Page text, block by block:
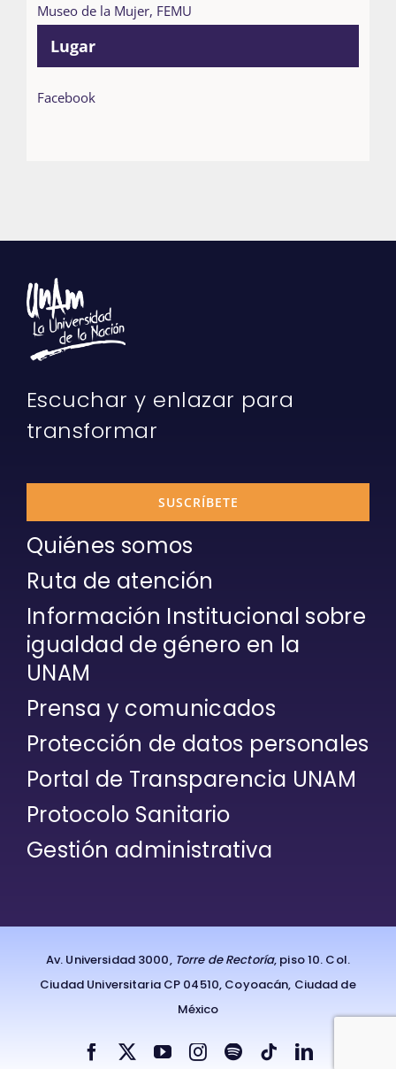
Lugar
Facebook
Museo de la Mujer, FEMU
Escuchar y enlazar para
transformar
SUSCRÍBETE
Quiénes somos
Ruta de atención
Información Institucional sobre
igualdad de género en la
UNAM
Prensa y comunicados
Protección de datos personales
Portal de Transparencia UNAM
Protocolo Sanitario
Gestión administrativa
Av. Universidad 3000, Torre de Rectoría, piso 10. Col.
Ciudad Universitaria CP 04510, Coyoacán, Ciudad de
México